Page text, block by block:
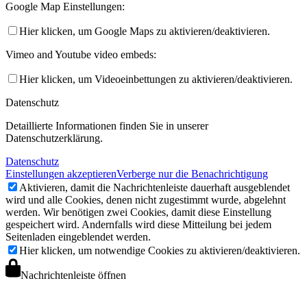
Satzung
Google Map Einstellungen:
Hier klicken, um Google Maps zu aktivieren/deaktivieren.
Vimeo and Youtube video embeds:
Hier klicken, um Videoeinbettungen zu aktivieren/deaktivieren.
Datenschutz
Detaillierte Informationen finden Sie in unserer
Datenschutzerklärung.
Datenschutz
Einstellungen akzeptierenVerberge nur die Benachrichtigung
Aktivieren, damit die Nachrichtenleiste dauerhaft ausgeblendet
wird und alle Cookies, denen nicht zugestimmt wurde, abgelehnt
werden. Wir benötigen zwei Cookies, damit diese Einstellung
gespeichert wird. Andernfalls wird diese Mitteilung bei jedem
Seitenladen eingeblendet werden.
Hier klicken, um notwendige Cookies zu aktivieren/deaktivieren.
Nachrichtenleiste öffnen